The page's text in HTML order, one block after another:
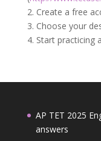
2. Create a free
3. Choose your
4. Start practicing
AP TET 2025
answers